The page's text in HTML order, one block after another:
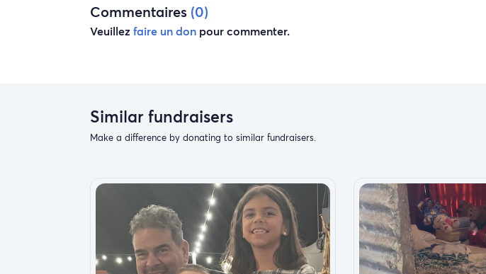
Commentaires (0)
Veuillezfaire un don pour commenter.
Similar fundraisers
Make a difference by donating to similar fundraisers.